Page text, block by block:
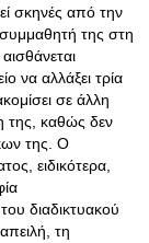
σκηνές από την
της στη
να αλλάξει τρία
σε άλλη
της, καθώς δεν
της. Ο
ειδικότερα,
διαδικτυακού
τη